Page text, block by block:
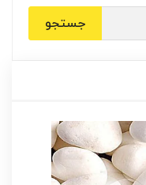
جستجو